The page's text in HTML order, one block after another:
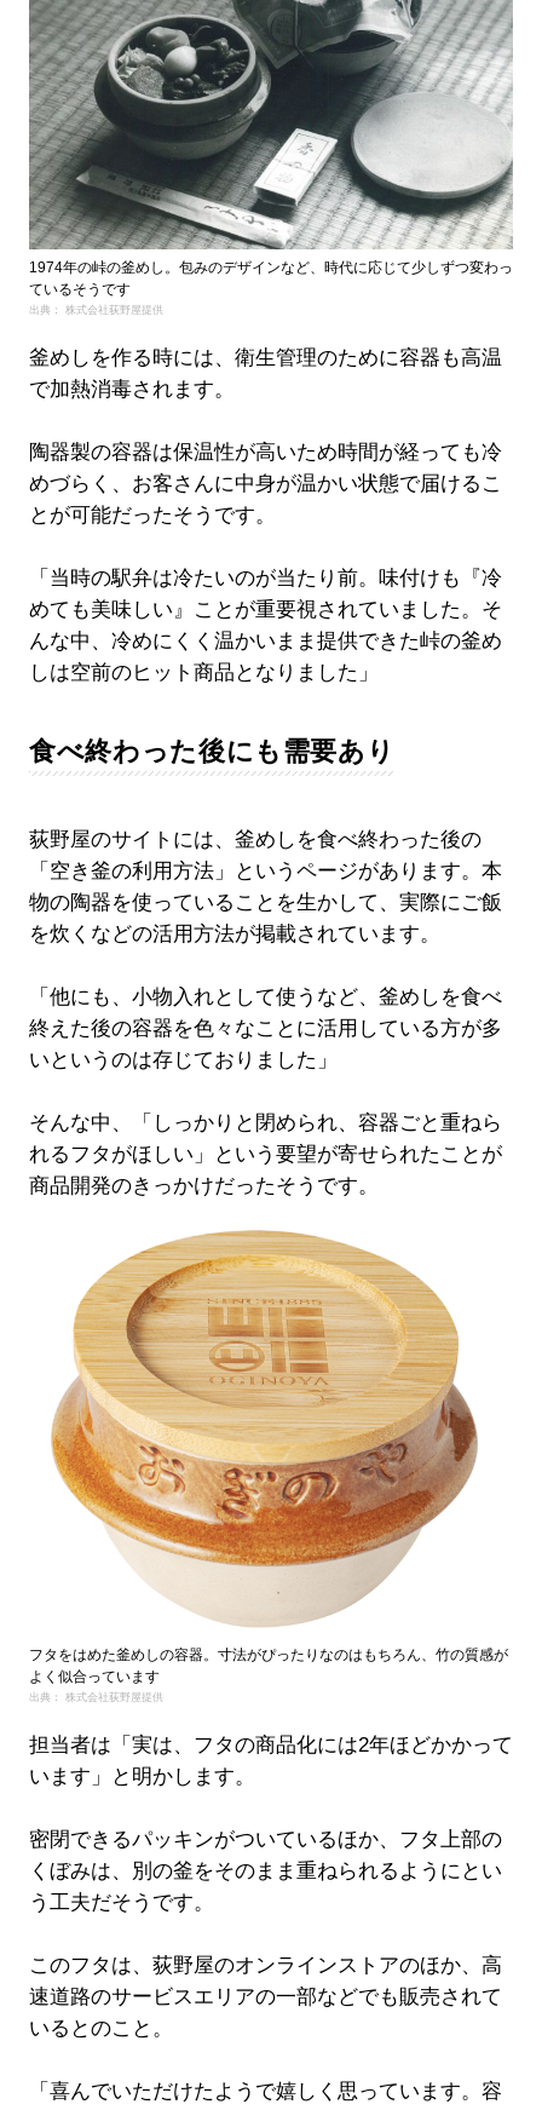
1974年の峠の釜めし。包みのデザインなど、時代に応じて少しずつ変わっ
ているそうです
出典： 株式会社荻野屋提供
釜めしを作る時には、衛生管理のために容器も高温
で加熱消毒されます。
陶器製の容器は保温性が高いため時間が経っても冷
めづらく、お客さんに中身が温かい状態で届けるこ
とが可能だったそうです。
「当時の駅弁は冷たいのが当たり前。味付けも『冷
めても美味しい』ことが重要視されていました。そ
んな中、冷めにくく温かいまま提供できた峠の釜め
しは空前のヒット商品となりました」
食べ終わった後にも需要あり
荻野屋のサイトには、釜めしを食べ終わった後の
「空き釜の利用方法」というページがあります。本
物の陶器を使っていることを生かして、実際にご飯
を炊くなどの活用方法が掲載されています。
「他にも、小物入れとして使うなど、釜めしを食べ
終えた後の容器を色々なことに活用している方が多
いというのは存じておりました」
そんな中、「しっかりと閉められ、容器ごと重ねら
れるフタがほしい」という要望が寄せられたことが
商品開発のきっかけだったそうです。
フタをはめた釜めしの容器。寸法がぴったりなのはもちろん、竹の質感が
よく似合っています
出典： 株式会社荻野屋提供
担当者は「実は、フタの商品化には2年ほどかかって
います」と明かします。
密閉できるパッキンがついているほか、フタ上部の
くぼみは、別の釜をそのまま重ねられるようにとい
う工夫だそうです。
このフタは、荻野屋のオンラインストアのほか、高
速道路のサービスエリアの一部などでも販売されて
いるとのこと。
「喜んでいただけたようで嬉しく思っています。容